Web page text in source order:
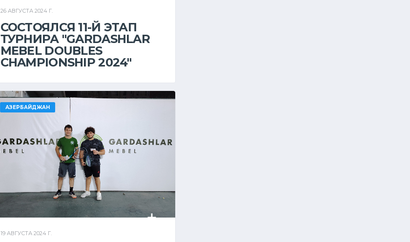
26 АВГУСТА 2024 Г.
СОСТОЯЛСЯ 11-Й ЭТАП
ТУРНИРА "GARDASHLAR
MEBEL DOUBLES
CHAMPIONSHIP 2024"
АЗЕРБАЙДЖАН
19 АВГУСТА 2024 Г.